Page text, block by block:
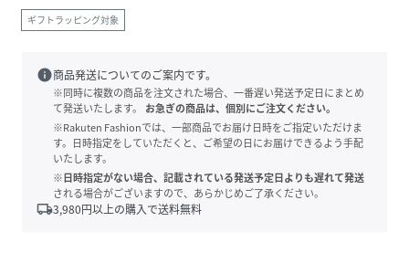
ギフトラッピング対象
info商品発送についてのご案内です。
※同時に複数の商品を注文された場合、一番遅い発送予定日にまとめ
て発送いたします。
お急ぎの商品は、個別にご注文ください。
※Rakuten Fashionでは、一部商品でお届け日時をご指定いただけま
す。日時指定をしていただくと、ご希望の日にお届けできるよう手配
いたします。
※日時指定がない場合、記載されている発送予定日よりも遅れて発送
される場合がございますので、あらかじめご了承ください。
local_shipping3,980円以上の購入で送料無料